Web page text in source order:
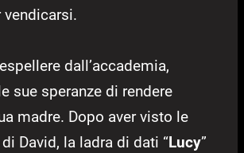
vendicarsi.
dall’accademia,
sue speranze di rendere
madre. Dopo aver visto le
David, la ladra di dati “Lucy”